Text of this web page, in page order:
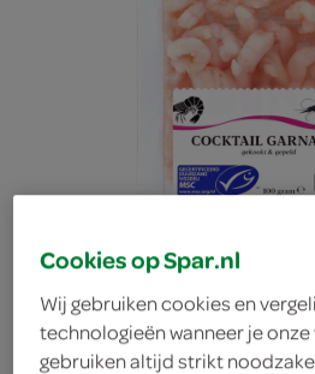
Cookies op Spar.nl
Wij gebruiken cookies en
technologieën wanneer je
gebruiken altijd strikt